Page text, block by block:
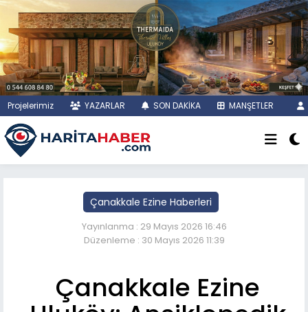
Projelerimiz YAZARLAR SON DAKİKA MANŞETLER
Çanakkale Ezine Haberleri
Yayınlanma : 29 Mayıs 2026 16:46
Düzenleme : 30 Mayıs 2026 11:39
Çanakkale Ezine